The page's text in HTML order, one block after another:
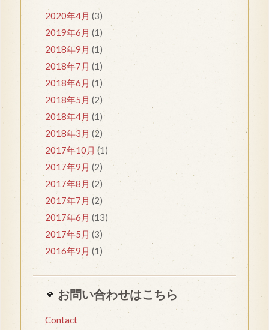
2020年4月 (3)
2019年6月 (1)
2018年9月 (1)
2018年7月 (1)
2018年6月 (1)
2018年5月 (2)
2018年4月 (1)
2018年3月 (2)
2017年10月 (1)
2017年9月 (2)
2017年8月 (2)
2017年7月 (2)
2017年6月 (13)
2017年5月 (3)
2016年9月 (1)
お問い合わせはこちら
Contact